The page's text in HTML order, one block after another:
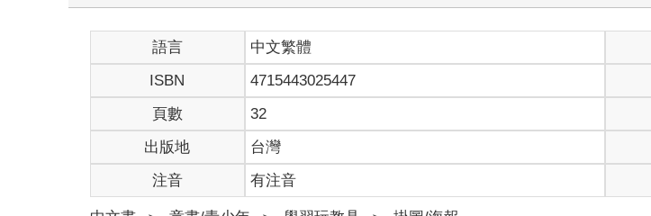
語言 中文繁體
ISBN
4715443025447
頁數
32
出版地
台灣
注音
有注音